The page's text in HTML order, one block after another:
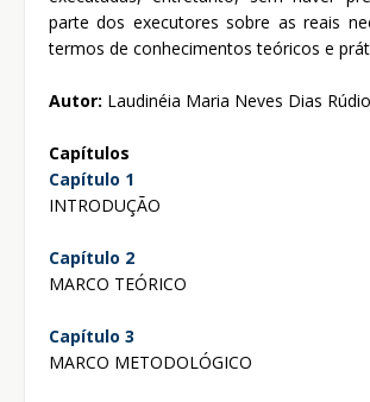
parte dos executores sobre as reais
termos de conhecimentos teóricos e
Autor: Laudinéia Maria Neves Dias Rúdio
Capítulos
Capítulo 1
INTRODUÇÃO
Capítulo 2
MARCO TEÓRICO
Capítulo 3
MARCO METODOLÓGICO